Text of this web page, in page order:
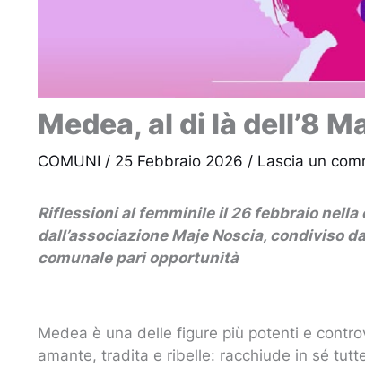
Medea, al di là dell’8
COMUNI / 25 Febbraio 2026 / Lascia un
Riflessioni al femminile il 26 febbraio nella
dall’associazione Maje Noscia, condiviso
comunale pari opportunità
Medea è una delle figure più potenti e
amante, tradita e ribelle: racchiude in sé